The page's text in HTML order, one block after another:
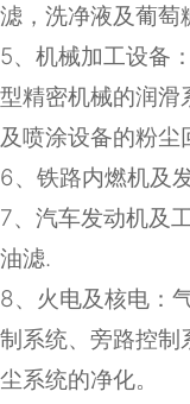
滤，洗净液及葡萄
5、机械加工设备
型精密机械的润滑
及喷涂设备的粉尘
6、铁路内燃机及
7、汽车发动机及
油滤.
8、火电及核电：
制系统、旁路控制
尘系统的净化。